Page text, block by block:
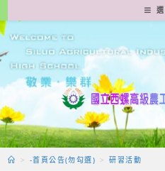
轉
至
要
容
> -首頁公告(勿勾選) > 研習活動